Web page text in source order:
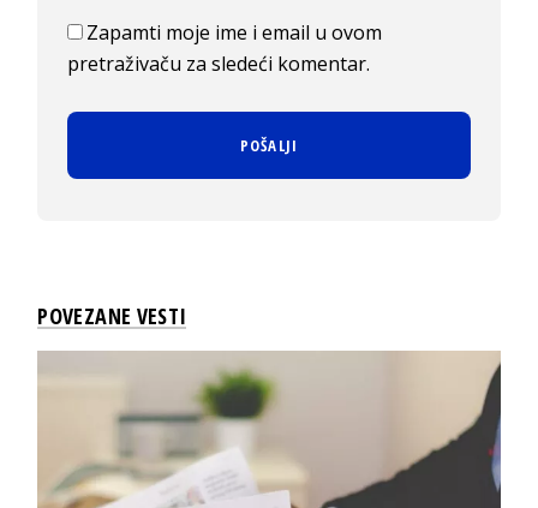
Zapamti moje ime i email u ovom
pretraživaču za sledeći komentar.
POVEZANE VESTI